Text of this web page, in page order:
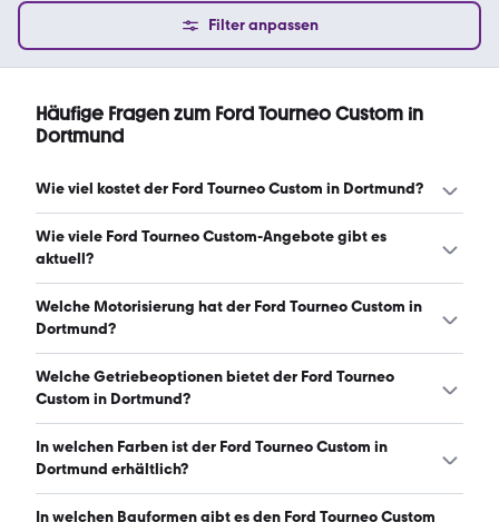
Filter anpassen
Häufige Fragen zum Ford Tourneo Custom in
Dortmund
Wie viel kostet der Ford Tourneo Custom in Dortmund?
Ein guter Preis für einen Ford Tourneo Custom in
Dortmund liegt zwischen 46.490 € und 54.805 €.
8.8.2026)
Wie viele Ford Tourneo Custom-Angebote gibt es
aktuell?
Es gibt insgesamt 152 Ford Tourneo Custom bei mobile.de,
davon 135 Gebraucht- und 17 Neuwagen. (Stand:
Welche Motorisierung hat der Ford Tourneo Custom in
Dortmund?
Der Ford Tourneo Custom in Dortmund hat Leistungen
zwischen 133 und 209 PS. (Stand: 8.8.2026)
Welche Getriebeoptionen bietet der Ford Tourneo
Custom in Dortmund?
Der Ford Tourneo Custom in Dortmund ist mit
automatischem und manuellem Getriebe erhältlich.
In welchen Farben ist der Ford Tourneo Custom in
Dortmund erhältlich?
Den Ford Tourneo Custom in Dortmund gibt es in
In welchen Bauformen gibt es den Ford Tourneo Custom